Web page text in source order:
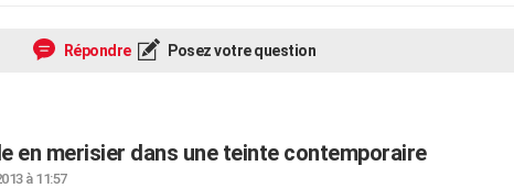
Répondre Posez votre question
en merisier dans une teinte contemporaire
à 11:57